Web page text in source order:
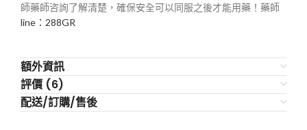
師藥師咨詢了解清楚，確保安全可以同服之後才能用藥！藥師
line：288GR
額外資訊
評價 (6)
配送/訂購/售後